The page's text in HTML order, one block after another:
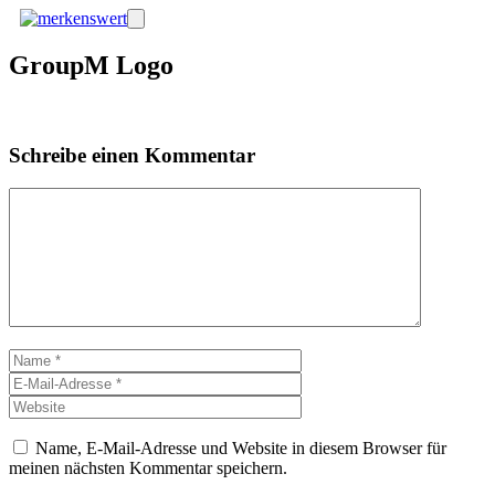
Zum
springen
Menü
GroupM Logo
Schreibe einen Kommentar
Name
Mail-
Adresse
Name, E-Mail-Adresse und Website in diesem Browser für
meinen nächsten Kommentar speichern.